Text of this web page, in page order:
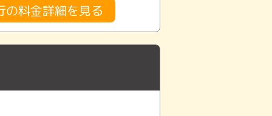
の料金詳細を見る